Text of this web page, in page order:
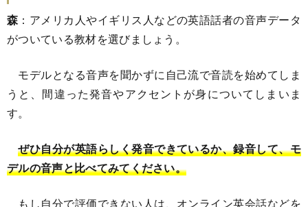
森：アメリカ人やイギリス人などの英語話者の音声データ
がついている教材を選びましょう。
モデルとなる音声を聞かずに自己流で音読を始めてしま
うと、間違った発音やアクセントが身についてしまいま
す。
ぜひ自分が英語らしく発音できているか、録音して、モ
デルの音声と比べてみてください。
もし自分で評価できない人は、オンライン英会話などを